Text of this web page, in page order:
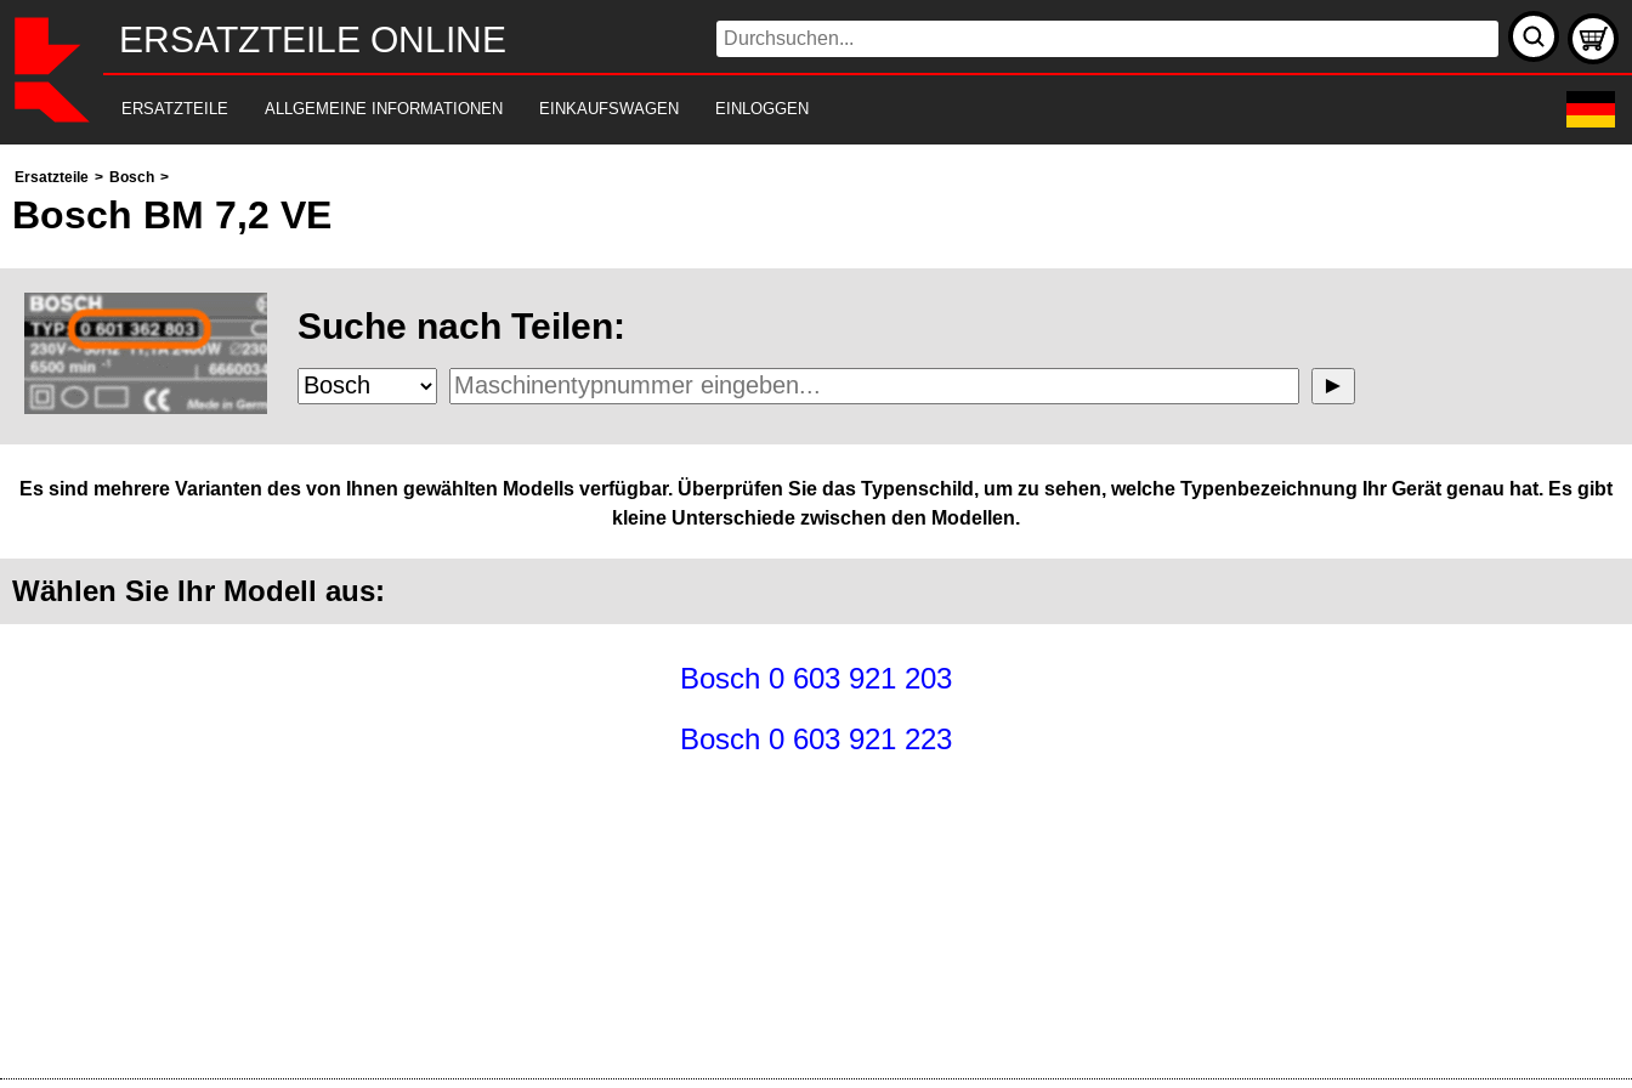
ERSATZTEILE ONLINE
ERSATZTEILE ALLGEMEINE INFORMATIONEN EINKAUFSWAGEN EINLOGGEN
Ersatzteile > Bosch >
Bosch BM 7,2 VE
Suche nach Teilen:
Es sind mehrere Varianten des von Ihnen gewählten Modells verfügbar. Überprüfen Sie das Typenschild, um zu sehen, welche Typenbezeichnung Ihr Gerät genau hat. Es gibt
kleine Unterschiede zwischen den Modellen.
Wählen Sie Ihr Modell aus:
Bosch 0 603 921 203
Bosch 0 603 921 223